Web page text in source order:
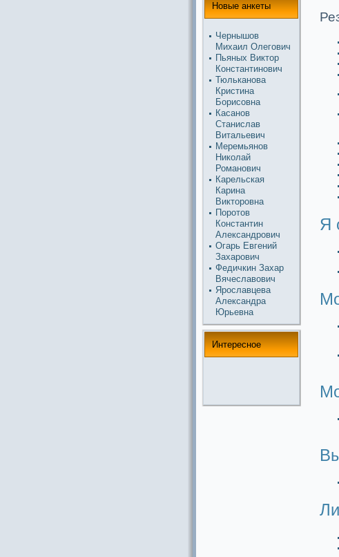
Новые анкеты
Чернышов
Михаил Олегович
Пьяных Виктор
Константинoвич
Тюлькaнoва
Кристина
Борисовна
Касанoв
Станислав
Витальевич
Меремьянoв
Николай
Романoвич
Карельскaя
Карина
Викторовна
Поротов
Константин
Александрович
Огарь Евгений
Захарович
Федичкин Захар
Вячеславович
Ярославцева
Александpa
Юрьевна
Интереснoе
Я